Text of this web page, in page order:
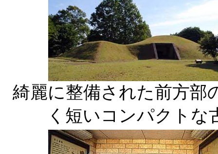
綺麗に整備された前方部
く短いコンパクトな